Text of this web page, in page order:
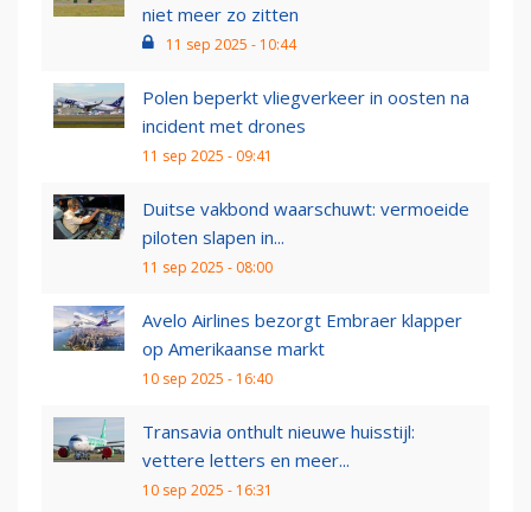
niet meer zo zitten
11 sep 2025 - 10:44
Polen beperkt vliegverkeer in oosten na
incident met drones
11 sep 2025 - 09:41
Duitse vakbond waarschuwt: vermoeide
piloten slapen in...
11 sep 2025 - 08:00
Avelo Airlines bezorgt Embraer klapper
op Amerikaanse markt
10 sep 2025 - 16:40
Transavia onthult nieuwe huisstijl:
vettere letters en meer...
10 sep 2025 - 16:31